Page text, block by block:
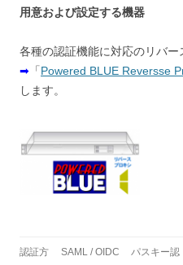
用意および設定する機器
各種の認証機能に対応のリバー
➡ 「Powered BLUE Reversse
します。
認証方
SAML / OIDC
パスキー認